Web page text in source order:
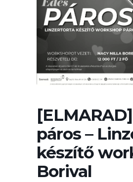
páros –
készítő
Borival